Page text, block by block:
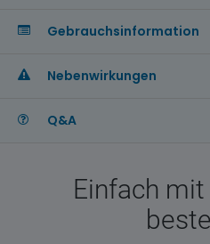
Gebrauchsinformation
Nebenwirkungen
Q&A
Einfach